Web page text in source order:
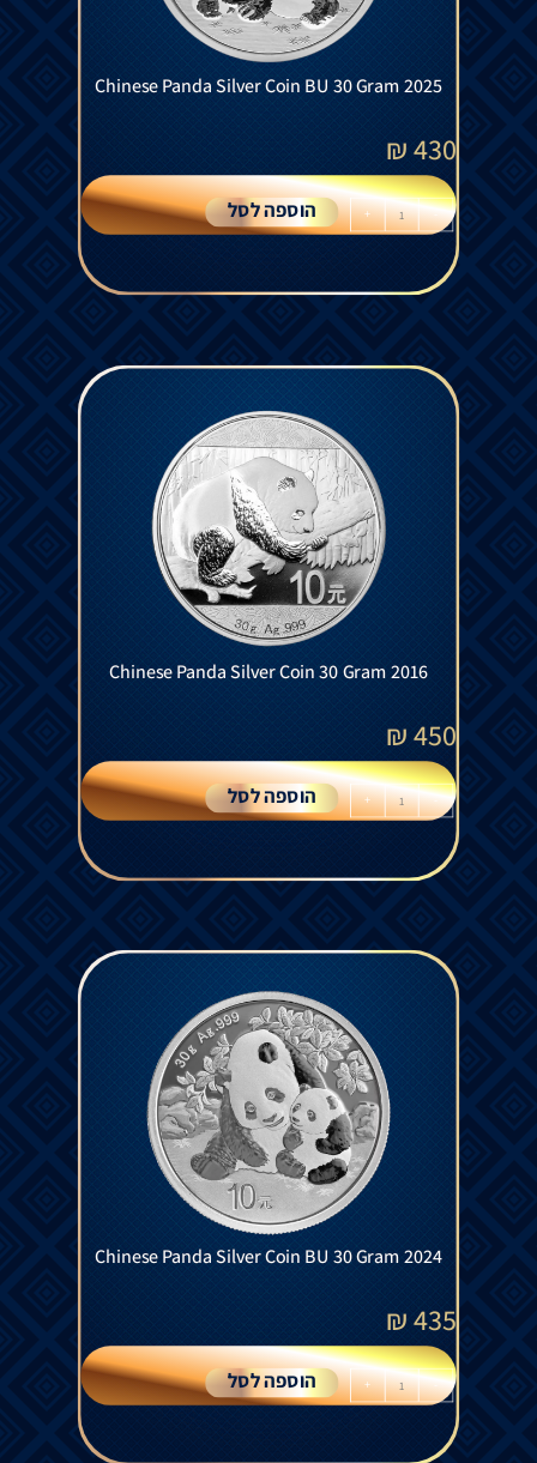
Chinese Panda Silver Coin BU 30 Gram 2025
430
₪
-
+ הוספה לסל
Chinese Panda Silver Coin 30 Gram 2016
450
₪
-
+ הוספה לסל
Chinese Panda Silver Coin BU 30 Gram 2024
435
₪
-
+ הוספה לסל